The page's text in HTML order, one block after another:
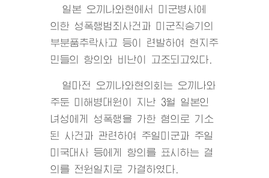
일본 오끼나와현에서 미군병사에
의한 성폭행범죄사건과 미군직승기의
부분품추락사고 등이 련발하여 현지주
민들의 항의와 비난이 고조되고있다.
얼마전 오끼나와현의회는 오끼나와
주둔 미해병대원이 지난 3월 일본인
녀성에게 성폭행을 가한 혐의로 기소
된 사건과 관련하여 주일미군과 주일
미국대사 등에게 항의를 표시하는 결
의를 전원일치로 가결하였다.